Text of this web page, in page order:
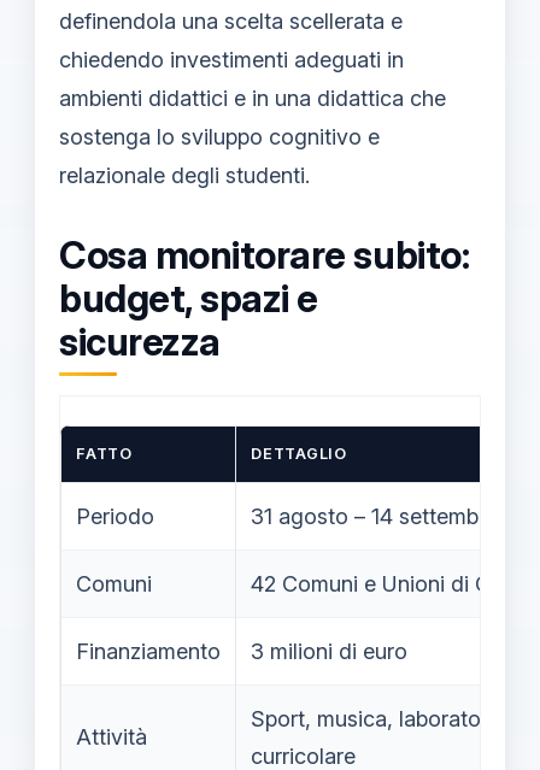
definendola una scelta scellerata e
chiedendo investimenti adeguati in
ambienti didattici e in una didattica che
sostenga lo sviluppo cognitivo e
relazionale degli studenti.
Cosa monitorare subito:
budget, spazi e
sicurezza
FATTO DETTAGLIO
Periodo 31 agosto – 14 settembre
Comuni 42 Comuni e Unioni di
Finanziamento 3 milioni di euro
Attività
Sport, musica, laboratori;
curricolare